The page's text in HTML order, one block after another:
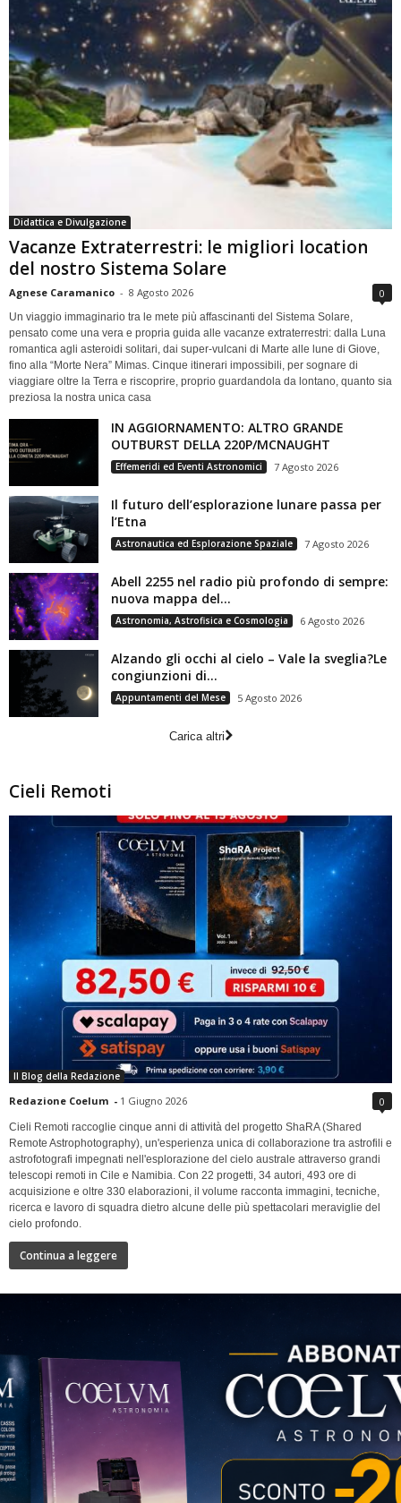
Didattica e Divulgazione
Vacanze Extraterrestri: le migliori location
del nostro Sistema Solare
Agnese Caramanico - 8 Agosto 2026 0
Un viaggio immaginario tra le mete più affascinanti del Sistema Solare,
pensato come una vera e propria guida alle vacanze extraterrestri: dalla Luna
romantica agli asteroidi solitari, dai super-vulcani di Marte alle lune di Giove,
fino alla “Morte Nera” Mimas. Cinque itinerari impossibili, per sognare di
viaggiare oltre la Terra e riscoprire, proprio guardandola da lontano, quanto sia
preziosa la nostra unica casa
IN AGGIORNAMENTO: ALTRO GRANDE
OUTBURST DELLA 220P/MCNAUGHT
Effemeridi ed Eventi Astronomici 7 Agosto 2026
Il futuro dell’esplorazione lunare passa per
l’Etna
Astronautica ed Esplorazione Spaziale 7 Agosto 2026
Abell 2255 nel radio più profondo di sempre:
nuova mappa del...
Astronomia, Astrofisica e Cosmologia 6 Agosto 2026
Alzando gli occhi al cielo – Vale la sveglia?Le
congiunzioni di...
Appuntamenti del Mese 5 Agosto 2026
Carica altri
Cieli Remoti
Il Blog della Redazione
Redazione Coelum - 1 Giugno 2026 0
Cieli Remoti raccoglie cinque anni di attività del progetto ShaRA (Shared
Remote Astrophotography), un'esperienza unica di collaborazione tra astrofili e
astrofotografi impegnati nell'esplorazione del cielo australe attraverso grandi
telescopi remoti in Cile e Namibia. Con 22 progetti, 34 autori, 493 ore di
acquisizione e oltre 330 elaborazioni, il volume racconta immagini, tecniche,
ricerca e lavoro di squadra dietro alcune delle più spettacolari meraviglie del
cielo profondo.
Continua a leggere